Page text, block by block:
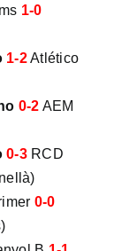
1-0
1-2Atlético
0-2 AEM
0-3RCD
0-0